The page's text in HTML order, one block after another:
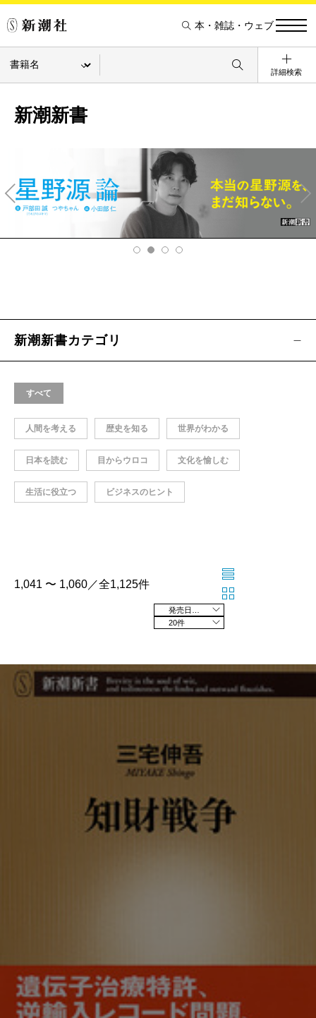
本・雑誌・ウェブ
詳細検索
新潮新書
v
Ne
xt
新潮新書カテゴリ
すべて
人間を考える 歴史を知る 世界がわかる
日本を読む 目からウロコ 文化を愉しむ
生活に役立つ ビジネスのヒント
1,041 〜 1,060／全1,125件
20件